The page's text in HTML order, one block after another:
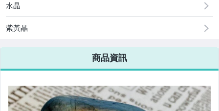
水晶
紫黃晶
商品資訊